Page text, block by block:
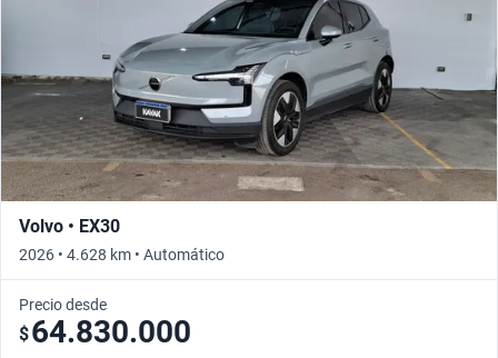
Volvo • EX30
2026 • 4.628 km • Automático
Precio desde
$64.830.000